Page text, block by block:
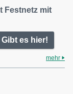
Festnetz mit
es hier!
mehr